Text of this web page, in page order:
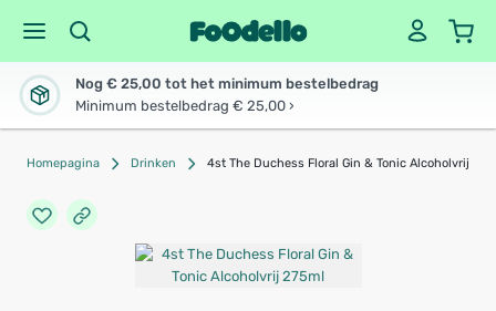
Nog € 25,00 tot het minimum bestelbedrag
Minimum bestelbedrag € 25,00 ›
Homepagina Drinken 4st The Duchess Floral Gin & Tonic Alcoholvrij